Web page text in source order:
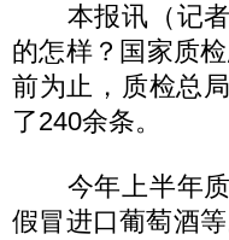
本报讯（记者
的怎样？国家质
前为止，质检总
了240余条。
今年上半年质
假冒进口葡萄酒